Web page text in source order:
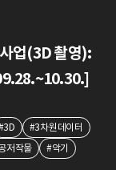
업(3D 촬영):
#3차원데이터
저작물
#악기